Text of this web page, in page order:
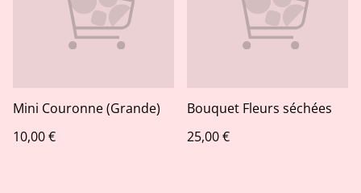
Mini Couronne (Grande)
10,00 €
Bouquet Fleurs séchées
25,00 €